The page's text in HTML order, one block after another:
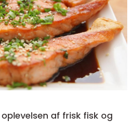
af frisk fisk og